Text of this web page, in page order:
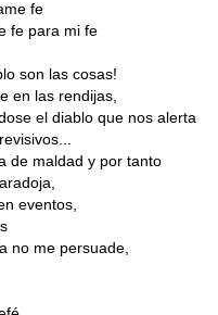
fe
fe para mi fe
son las cosas!
en las rendijas,
el diablo que nos alerta
de maldad y por tanto
eventos,
no me persuade,